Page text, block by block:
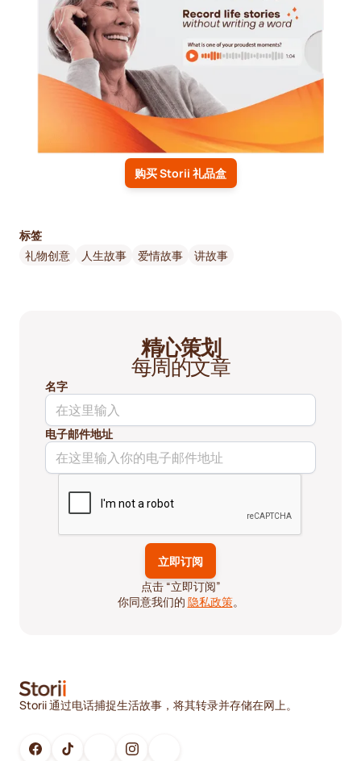
购买 Storii 礼品盒
标签
礼物创意
人生故事 爱情故事 讲故事
精心策划
每周的文章
名字
电子邮件地址
点击 “立即订阅”
你同意我们的 隐私政策。
Storii 通过电话捕捉生活故事，将其转录并存储在网上。